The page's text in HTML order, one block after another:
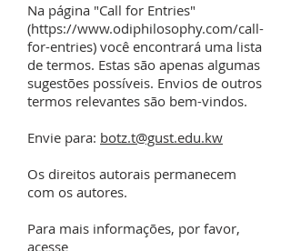
Na página "Call for Entries"
(https://www.odiphilosophy.com/call-
for-entries) você encontrará uma lista
de termos. Estas são apenas algumas
sugestões possíveis. Envios de outros
termos relevantes são bem-vindos.
Envie para: botz.t@gust.edu.kw
Os direitos autorais permanecem
com os autores.
Para mais informações, por favor,
acesse